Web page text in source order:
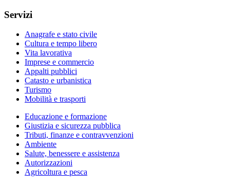
Servizi
Anagrafe e stato civile
Cultura e tempo libero
Vita lavorativa
Imprese e commercio
Appalti pubblici
Catasto e urbanistica
Turismo
Mobilità e trasporti
Educazione e formazione
Giustizia e sicurezza pubblica
Tributi, finanze e contravvenzioni
Ambiente
Salute, benessere e assistenza
Autorizzazioni
Agricoltura e pesca